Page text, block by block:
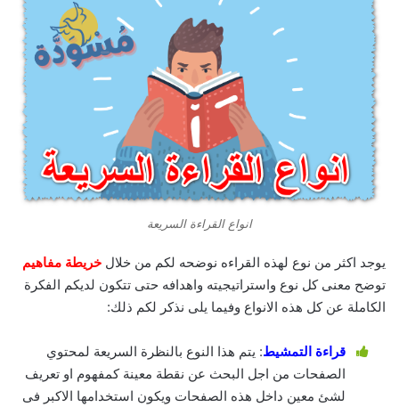
انواع القراءة السريعة
يوجد اكثر من نوع لهذه القراءه نوضحه لكم من خلال خريطة مفاهيم
توضح معنى كل نوع واستراتيجيته واهدافه حتى تتكون لديكم الفكرة
الكاملة عن كل هذه الانواع وفيما يلى نذكر لكم ذلك:
قراءة التمشيط: يتم هذا النوع بالنظرة السريعة لمحتوي
الصفحات من اجل البحث عن نقطة معينة كمفهوم او تعريف
لشئ معين داخل هذه الصفحات ويكون استخدامها الاكبر فى